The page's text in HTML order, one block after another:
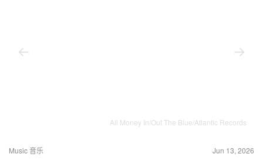
All Money In/Out The Blue/Atlantic Records
Music 音乐 Jun 13, 2026